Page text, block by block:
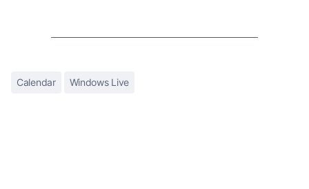
Calendar Windows Live